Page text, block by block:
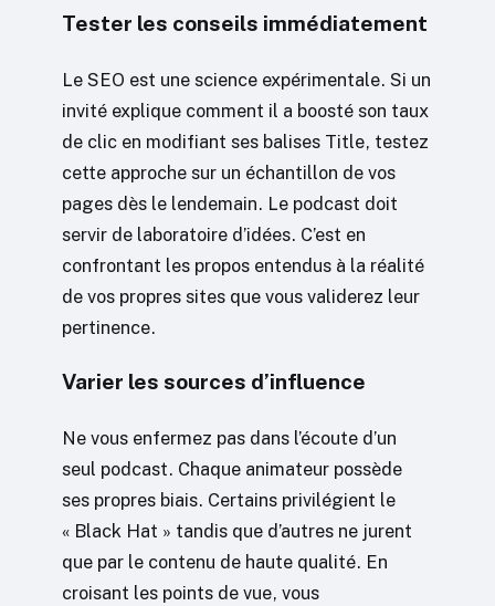
Tester les conseils immédiatement
Le SEO est une science expérimentale. Si un
invité explique comment il a boosté son taux
de clic en modifiant ses balises Title, testez
cette approche sur un échantillon de vos
pages dès le lendemain. Le podcast doit
servir de laboratoire d’idées. C’est en
confrontant les propos entendus à la réalité
de vos propres sites que vous validerez leur
pertinence.
Varier les sources d’influence
Ne vous enfermez pas dans l’écoute d’un
seul podcast. Chaque animateur possède
ses propres biais. Certains privilégient le
« Black Hat » tandis que d’autres ne jurent
que par le contenu de haute qualité. En
croisant les points de vue, vous